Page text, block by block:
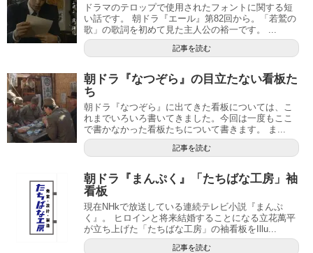
ドラマのテロップで使用されたフォントに関する短
い話です。 朝ドラ『エール』第82回から。「若鷲の
歌」の歌詞を初めて見た主人公の裕一です。 ...
記事を読む
朝ドラ『なつぞら』の目立たない看板た
ち
朝ドラ『なつぞら』に出てきた看板については、こ
れまでいろいろ書いてきました。今回は一度もここ
で書かなかった看板たちについて書きます。 ま...
記事を読む
朝ドラ『まんぷく』「たちばな工房」袖
看板
現在NHkで放送している連続テレビ小説『まんぷ
く』。 ヒロインと将来結婚することになる立花萬平
が立ち上げた「たちばな工房」の袖看板をIllu...
記事を読む